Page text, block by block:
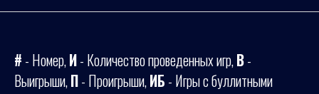
# - Номер,И- Количество проведенных игр,В-
Выигрыши,П- Проигрыши,ИБ - Игры с буллитными